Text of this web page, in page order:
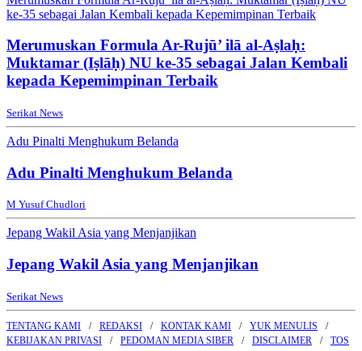
ke-35 sebagai Jalan Kembali kepada Kepemimpinan Terbaik
Merumuskan Formula Ar-Rujū’ ilā al-Aṣlaḥ:
Muktamar (Iṣlāḥ) NU ke-35 sebagai Jalan Kembali
kepada Kepemimpinan Terbaik
Serikat News
Adu Pinalti Menghukum Belanda
Adu Pinalti Menghukum Belanda
M Yusuf Chudlori
Jepang Wakil Asia yang Menjanjikan
Jepang Wakil Asia yang Menjanjikan
Serikat News
TENTANG KAMI REDAKSI KONTAK KAMI
YUK MENULIS
KEBIJAKAN PRIVASI
PEDOMAN MEDIA SIBER DISCLAIMER TOS